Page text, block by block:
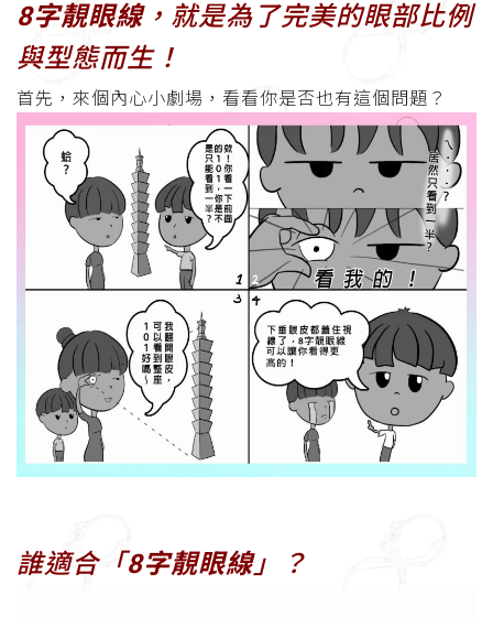
8字靚眼線，就是為了完美的眼部比例
與型態而生！
首先，來個內心小劇場，看看你是否也有這個問題？
誰適合「8字靚眼線」？